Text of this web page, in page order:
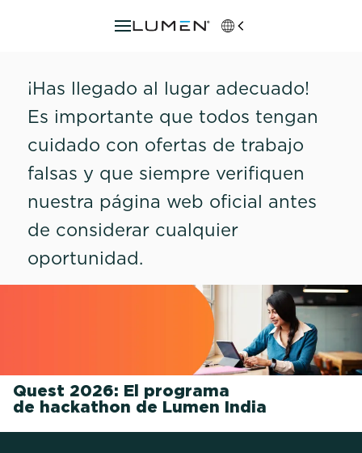
¡Has llegado al lugar adecuado!
Es importante que todos tengan
cuidado con ofertas de trabajo
falsas y que siempre verifiquen
nuestra página web oficial antes
de considerar cualquier
oportunidad.
Quest 2026: El programa
de hackathon de Lumen India